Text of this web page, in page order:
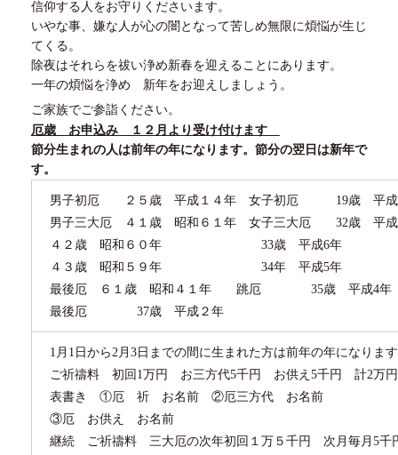
信仰する人をお守りくださいます。
いやな事、嫌な人が心の闇となって苦しめ無限に煩悩が生じ
てくる。
除夜はそれらを祓い浄め新春を迎えることにあります。
一年の煩悩を浄め 新年をお迎えしましょう。
ご家族でご参詣ください。
厄歳 お申込み １２月より受け付けます
節分生まれの人は前年の年になります。節分の翌日は新年で
す。
男子初厄 ２５歳 平成１４年 女子初厄 19歳 平成
男子三大厄 ４１歳 昭和６１年 女子三大厄 32歳 平成
４２歳 昭和６０年 33歳 平成6年
４３歳 昭和５９年 34年 平成5年
最後厄 ６１歳 昭和４１年 跳厄 35歳 平成4年
最後厄 37歳 平成２年
1月 1 日から 2 月 3日までの間に生まれた方は前年の年になりま
ご祈禱料 初回 1 万円 お三方代5千円 お供え 5千円 計2万円
表書き ①厄 祈 お名前 ②厄三方代 お名前
③厄 お供え お名前
継続 ご祈禱料 三大厄の次年初回１万５千円 次月毎月 5千